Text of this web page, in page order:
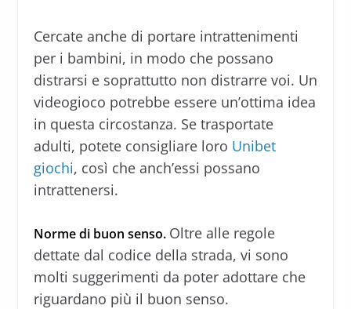
Cercate anche di portare intrattenimenti
per i bambini, in modo che possano
distrarsi e soprattutto non distrarre voi. Un
videogioco potrebbe essere un’ottima idea
in questa circostanza. Se trasportate
adulti, potete consigliare loro Unibet
giochi, così che anch’essi possano
intrattenersi.
Norme di buon senso. Oltre alle regole
dettate dal codice della strada, vi sono
molti suggerimenti da poter adottare che
riguardano più il buon senso.